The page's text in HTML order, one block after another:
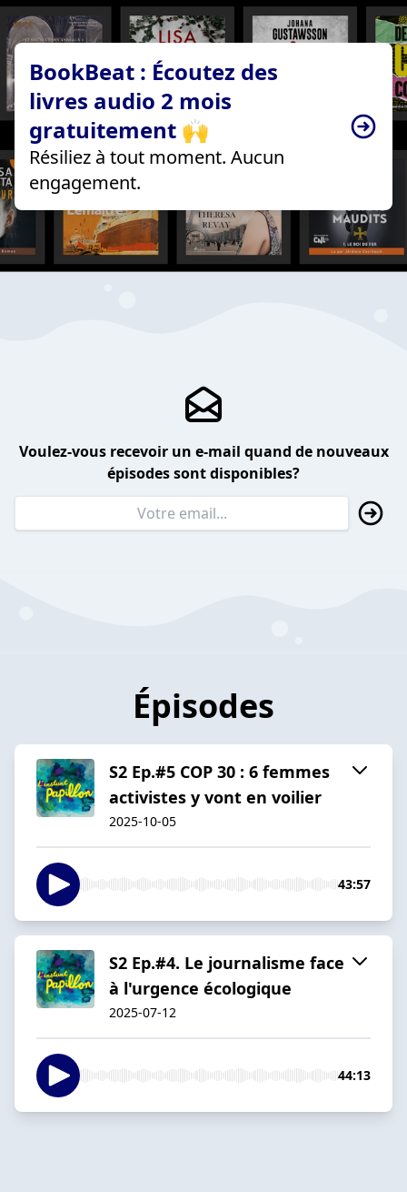
BookBeat : Écoutez des
livres audio 2 mois
gratuitement 🙌
Résiliez à tout moment. Aucun
engagement.
Voulez-vous recevoir un e-mail quand de nouveaux
épisodes sont disponibles?
Épisodes
S2 Ep.#5 COP 30 : 6 femmes
activistes y vont en voilier
2025-10-05
43:57
S2 Ep.#4. Le journalisme face
à l'urgence écologique
2025-07-12
44:13